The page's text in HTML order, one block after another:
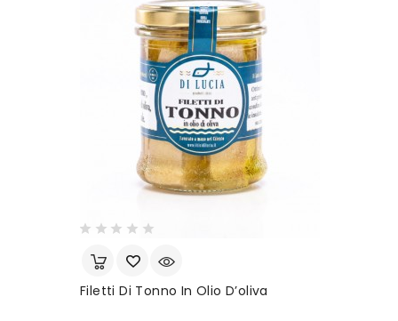
Filetti Di Tonno In Olio D’oliva